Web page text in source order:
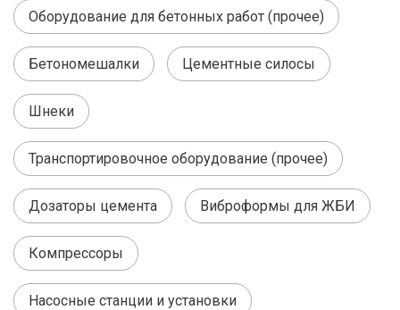
Оборудование для бетонных работ (прочее)
Бетономешалки Цементные силосы
Шнеки
Транспортировочное оборудование (прочее)
Дозаторы цемента Виброформы для ЖБИ
Компрессоры
Насосные станции и установки